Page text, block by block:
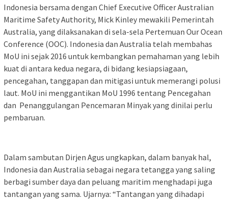
Indonesia bersama dengan Chief Executive Officer Australian
Maritime Safety Authority, Mick Kinley mewakili Pemerintah
Australia, yang dilaksanakan di sela-sela Pertemuan Our Ocean
Conference (OOC). Indonesia dan Australia telah membahas
MoU ini sejak 2016 untuk kembangkan pemahaman yang lebih
kuat di antara kedua negara, di bidang kesiapsiagaan,
pencegahan, tanggapan dan mitigasi untuk memerangi polusi
laut. MoU ini menggantikan MoU 1996 tentang Pencegahan
dan Penanggulangan Pencemaran Minyak yang dinilai perlu
pembaruan.
Dalam sambutan Dirjen Agus ungkapkan, dalam banyak hal,
Indonesia dan Australia sebagai negara tetangga yang saling
berbagi sumber daya dan peluang maritim menghadapi juga
tantangan yang sama. Ujarnya: “Tantangan yang dihadapi